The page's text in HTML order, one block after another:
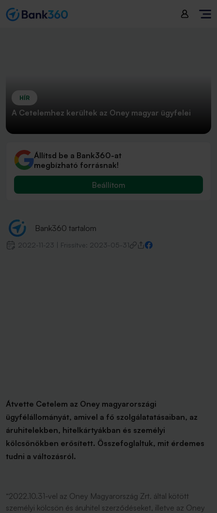
HÍR
A Cetelemhez kerültek az Oney magyar ügyfelei
Állítsd be a Bank360-at
megbízható forrásnak!
Beállítom
Bank360 tartalom
2022-11-23 Frissítve: 2023-05-31
Átvette Cetelem az Oney magyarországi
ügyfélállományát, amivel a fő szolgálatatásaiban, az
áruhitelekben, hitelkártyákban és személyi
kölcsönökben erősített. Összefoglaltuk, mit érdemes
tudni a változásról.
“2022.10.31-vel az Oney Magyarország Zrt. által kötött
személyi kölcsön és áruhitel szerződéseket, illetve az Oney